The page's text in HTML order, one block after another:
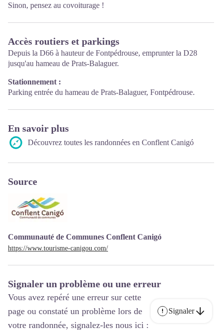
Sinon, pensez au covoiturage !
Accès routiers et parkings
Depuis la D66 à hauteur de Fontpédrouse, emprunter la D28
jusqu'au hameau de Prats-Balaguer.
Stationnement :
Parking entrée du hameau de Prats-Balaguer, Fontpédrouse.
En savoir plus
Découvrez toutes les randonnées en Conflent Canigó
Source
Communauté de Communes Conflent Canigó
https://www.tourisme-canigou.com/
Signaler un problème ou une erreur
Vous avez repéré une erreur sur cette
page ou constaté un problème lors de
votre randonnée, signalez-les nous ici :
Signaler